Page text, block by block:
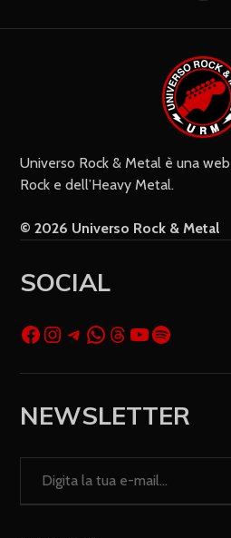
Do il mio consenso
cookie salvi i miei
sito web) per il
Universo Rock & Metal è una
Rock e dell’Heavy Metal.
© 2026 Universo Rock & Metal
SOCIAL
NEWSLETTER